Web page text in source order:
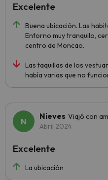
Buena ubicación. Las
Entorno muy tranquilo,
centro de Moncao.
Las taquillas de los
había varias que no
Excelente
Nieves Viajó con
Abril 2024
La ubicación
Excelente